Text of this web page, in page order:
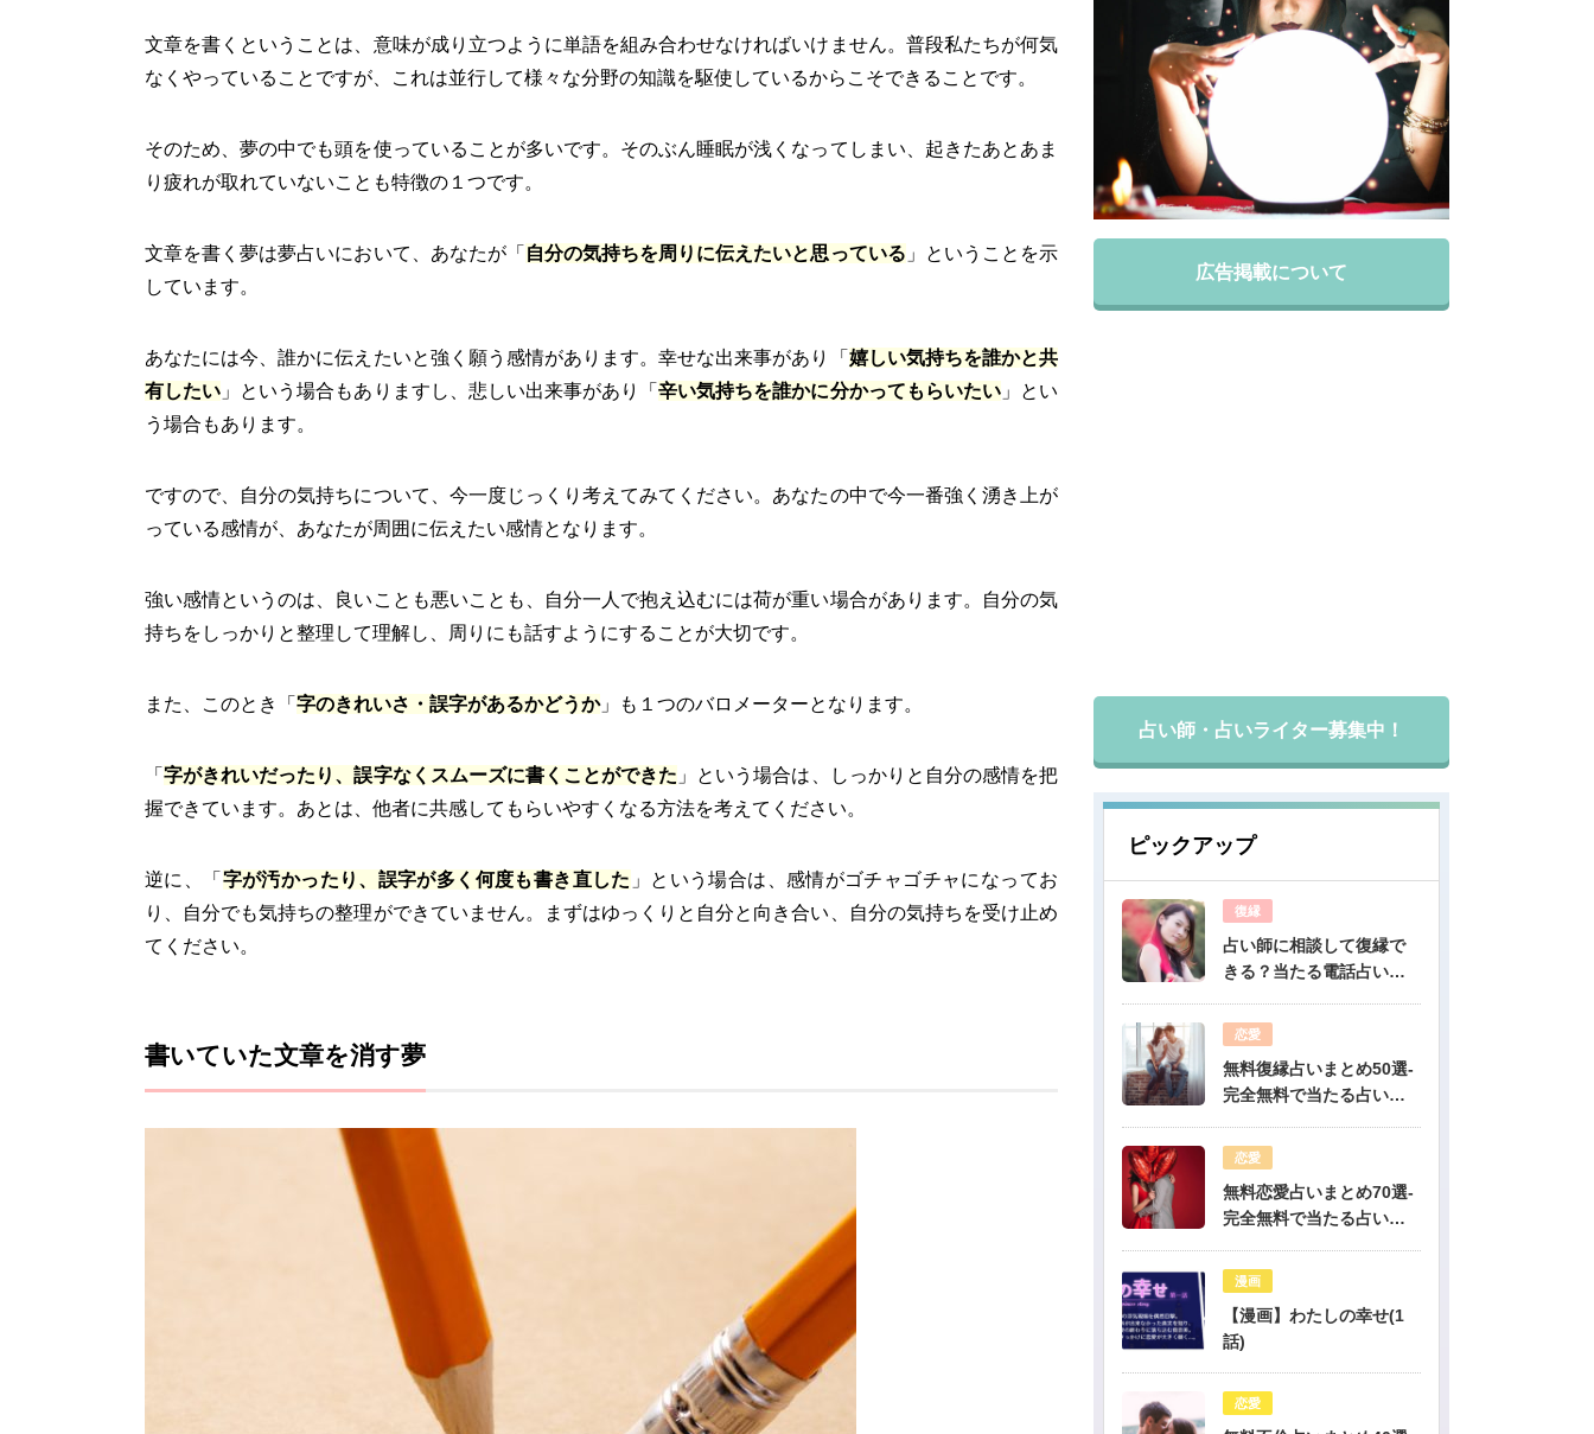
文章を書くということは、意味が成り立つように単語を組み合わせなければいけません。普段私たちが何気
なくやっていることですが、これは並行して様々な分野の知識を駆使しているからこそできることです。
そのため、夢の中でも頭を使っていることが多いです。そのぶん睡眠が浅くなってしまい、起きたあとあま
り疲れが取れていないことも特徴の１つです。
文章を書く夢は夢占いにおいて、あなたが「 自分の気持ちを周りに伝えたいと思っている 」ということを示
しています。
あなたには今、誰かに伝えたいと強く願う感情があります。幸せな出来事があり「 嬉しい気持ちを誰かと共
有したい 」という場合もありますし、悲しい出来事があり「辛い気持ちを誰かに分かってもらいたい」とい
う場合もあります。
ですので、自分の気持ちについて、今一度じっくり考えてみてください。あなたの中で今一番強く湧き上が
っている感情が、あなたが周囲に伝えたい感情となります。
強い感情というのは、良いことも悪いことも、自分一人で抱え込むには荷が重い場合があります。自分の気
持ちをしっかりと整理して理解し、周りにも話すようにすることが大切です。
また、このとき「 字のきれいさ・誤字があるかどうか」も１つのバロメーターとなります。
「字がきれいだったり、誤字なくスムーズに書くことができた 」という場合は、しっかりと自分の感情を把
握できています。あとは、他者に共感してもらいやすくなる方法を考えてください。
逆に、「 字が汚かったり、誤字が多く何度も書き直した 」という場合は、感情がゴチャゴチャになってお
り、自分でも気持ちの整理ができていません。まずはゆっくりと自分と向き合い、自分の気持ちを受け止め
てください。
書いていた文章を消す夢
広告掲載について
占い師・占いライター募集中！
ピックアップ
復縁
占い師に相談して復縁で
きる？当たる電話占い先
恋愛
無料復縁占いまとめ50選-
完全無料で当たる占いだ
恋愛
無料恋愛占いまとめ70選-
完全無料で当たる占いだ
漫画
【漫画】わたしの幸せ(1
話)
恋愛